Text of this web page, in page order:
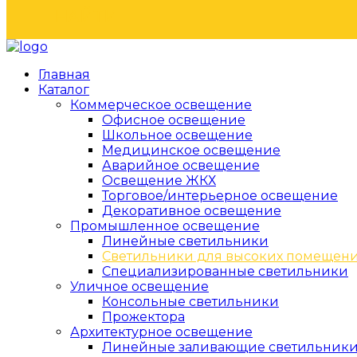
Главная
Каталог
Коммерческое освещение
Офисное освещение
Школьное освещение
Медицинское освещение
Аварийное освещение
Освещение ЖКХ
Торговое/интерьерное освещение
Декоративное освещение
Промышленное освещение
Линейные светильники
Светильники для высоких
Специализированные светильники
Уличное освещение
Консольные светильники
Прожектора
Архитектурное освещение
Линейные заливающие